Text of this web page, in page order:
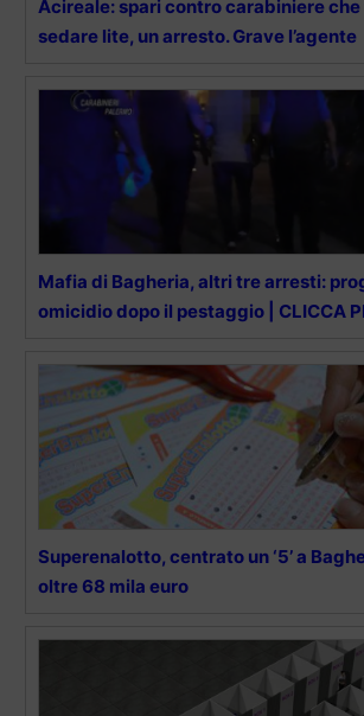
Acireale: spari contro carabiniere
sedare lite, un arresto. Grave l’agente
Mafia di Bagheria, altri tre arresti:
omicidio dopo il pestaggio | CLICCA
Superenalotto, centrato un ‘5’ a
oltre 68 mila euro